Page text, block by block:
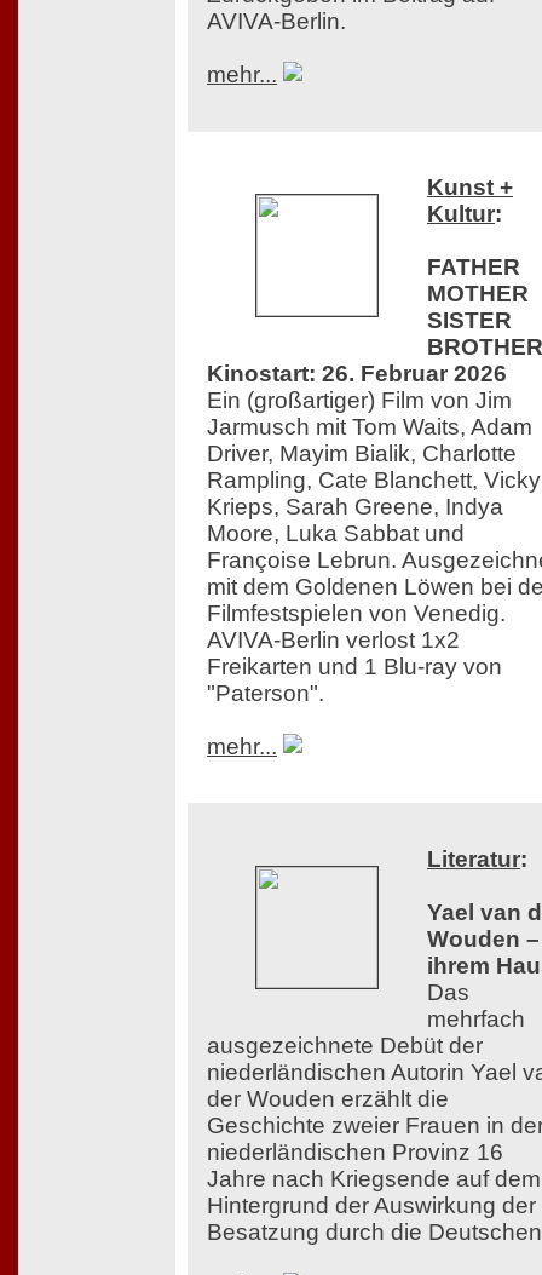
AVIVA-Berlin.
mehr...
Kunst +
Kultur:
FATHER
MOTHER
SISTER
Kinostart: 26. Februar 2026
Ein (großartiger) Film von Jim
Jarmusch mit Tom Waits, Adam
Driver, Mayim Bialik, Charlotte
Rampling, Cate Blanchett, Vicky
Krieps, Sarah Greene, Indya
Moore, Luka Sabbat und
Françoise Lebrun.
mit dem Goldenen Löwen bei
Filmfestspielen von Venedig.
AVIVA-Berlin verlost 1x2
Freikarten und 1 Blu-ray von
"Paterson".
mehr...
Literatur:
Yael van
Wouden
ihrem
Das
mehrfach
ausgezeichnete Debüt der
niederländischen Autorin Yael
der Wouden erzählt die
Geschichte zweier Frauen in
niederländischen Provinz 16
Jahre nach Kriegsende auf dem
Hintergrund der Auswirkung der
Besatzung durch die